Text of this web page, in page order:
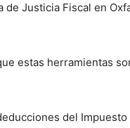
de Justicia Fiscal en
estas herramientas
del